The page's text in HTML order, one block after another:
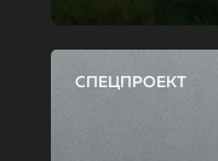
СПЕЦПРОЕКТ